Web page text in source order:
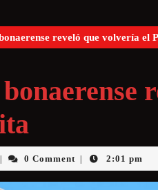
reveló que volvería el
0 Comment 2:01 pm